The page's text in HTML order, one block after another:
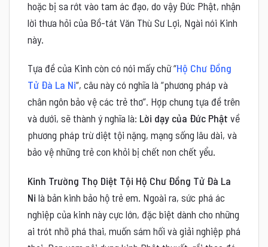
hoặc bị sa rớt vào tam ác đạo, do vậy Đức Phật, nhận
lời thưa hỏi của Bồ-tát Văn Thù Sư Lợi, Ngài nói Kinh
này.
Tựa đề của Kinh còn có nói mấy chữ “Hộ Chư Đồng
Tử Đà La Ni“, câu này có nghĩa là “phương pháp và
chân ngôn bảo vệ các trẻ thơ”. Hợp chung tựa đề trên
và dưới, sẽ thành ý nghĩa là: Lời dạy của Đức Phật về
phương pháp trừ diệt tội nặng, mạng sống lâu dài, và
bảo vệ những trẻ con khỏi bị chết non chết yểu.
Kinh Trường Thọ Diệt Tội Hộ Chư Đồng Tử Đà La
Ni là bản kinh bảo hộ trẻ em. Ngoài ra, sức phá ác
nghiệp của kinh này cực lớn, đặc biệt dành cho những
ai trót nhỡ phá thai, muốn sám hối và giải nghiệp phá